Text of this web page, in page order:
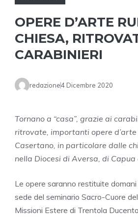
OPERE D’ARTE
CHIESA,
CARABINIERI
redazione4 Dicembre 2020
Tornano a “casa”, grazie ai
ritrovate, importanti opere
Casertano, in particolare dalle
nella Diocesi di Aversa, di Capua
Le opere saranno restituite
sede del seminario Sacro-Cuore
Missioni Estere di Trentola